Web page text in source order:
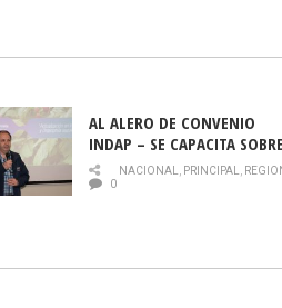
AL ALERO DE CONVENIO
INDAP – SE CAPACITA SOBRE
PLAGA DROSOPHILA
NACIONAL, PRINCIPAL,
0